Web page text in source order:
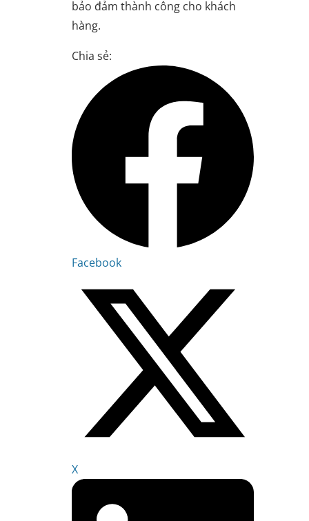
bảo đảm thành công cho khách
hàng.
Chia sẻ:
Facebook
X